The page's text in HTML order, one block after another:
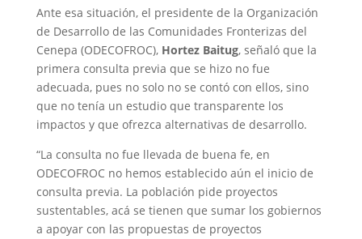
Ante esa situación, el presidente de la Organización
de Desarrollo de las Comunidades Fronterizas del
Cenepa (ODECOFROC),Hortez Baitug, señaló que la
primera consulta previa que se hizo no fue
adecuada, pues no solo no se contó con ellos, sino
que no tenía un estudio que transparente los
impactos y que ofrezca alternativas de desarrollo.
“La consulta no fue llevada de buena fe, en
ODECOFROC no hemos establecido aún el inicio de
consulta previa. La población pide proyectos
sustentables, acá se tienen que sumar los gobiernos
a apoyar con las propuestas de proyectos